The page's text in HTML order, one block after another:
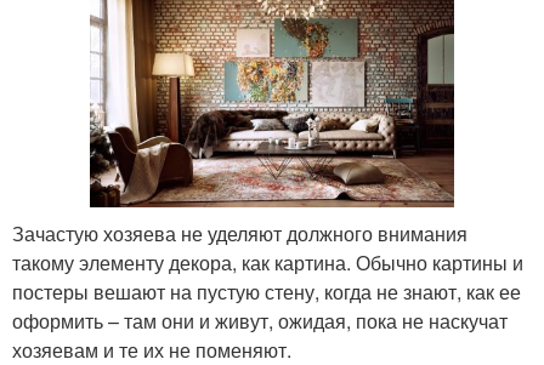
Зачастую хозяева не уделяют должного внимания
такому элементу декора, как картина. Обычно картины и
постеры вешают на пустую стену, когда не знают, как ее
оформить – там они и живут, ожидая, пока не наскучат
хозяевам и те их не поменяют.